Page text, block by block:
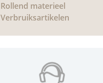
Rollend materieel
Verbruiksartikelen